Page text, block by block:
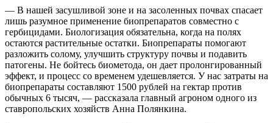
— В нашей засушливой зоне и на засоленных почвах спасает
лишь разумное применение биопрепаратов совместно с
гербицидами. Биологизация обязательна, когда на полях
остаются растительные остатки. Биопрепараты помогают
разложить солому, улучшить структуру почвы и подавить
патогены. Не бойтесь биометода, он дает пролонгированный
эффект, и процесс со временем удешевляется. У нас затраты на
биопрепараты составляют 1500 рублей на гектар против
обычных 6 тысяч, — рассказала главный агроном одного из
ставропольских хозяйств Анна Полянкина.